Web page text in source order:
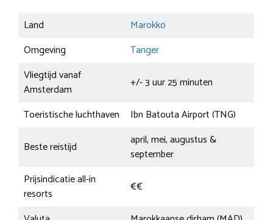
Land
Marokko
Omgeving
Tanger
Vliegtijd vanaf
Amsterdam
+/- 3 uur 25 minuten
Toeristische luchthaven
Ibn Batouta Airport (TNG)
Beste reistijd
april, mei, augustus &
september
Prijsindicatie all-in
resorts
€€